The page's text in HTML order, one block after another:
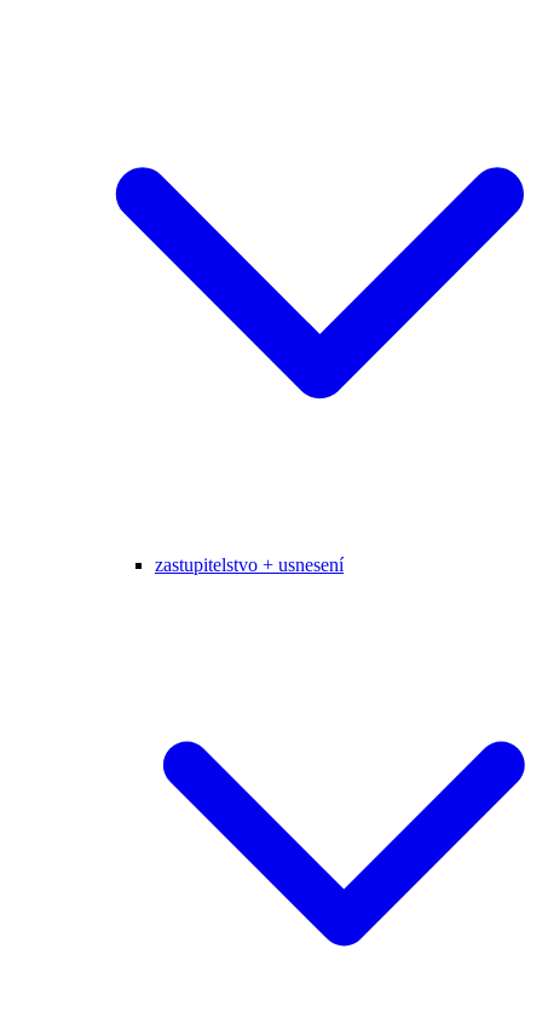
zastupitelstvo + usnesení